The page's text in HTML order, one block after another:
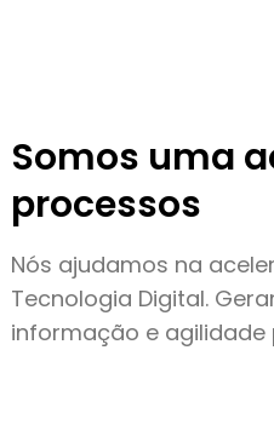
Somos uma
processos
Nós ajudamos na
Tecnologia Digital.
informação e